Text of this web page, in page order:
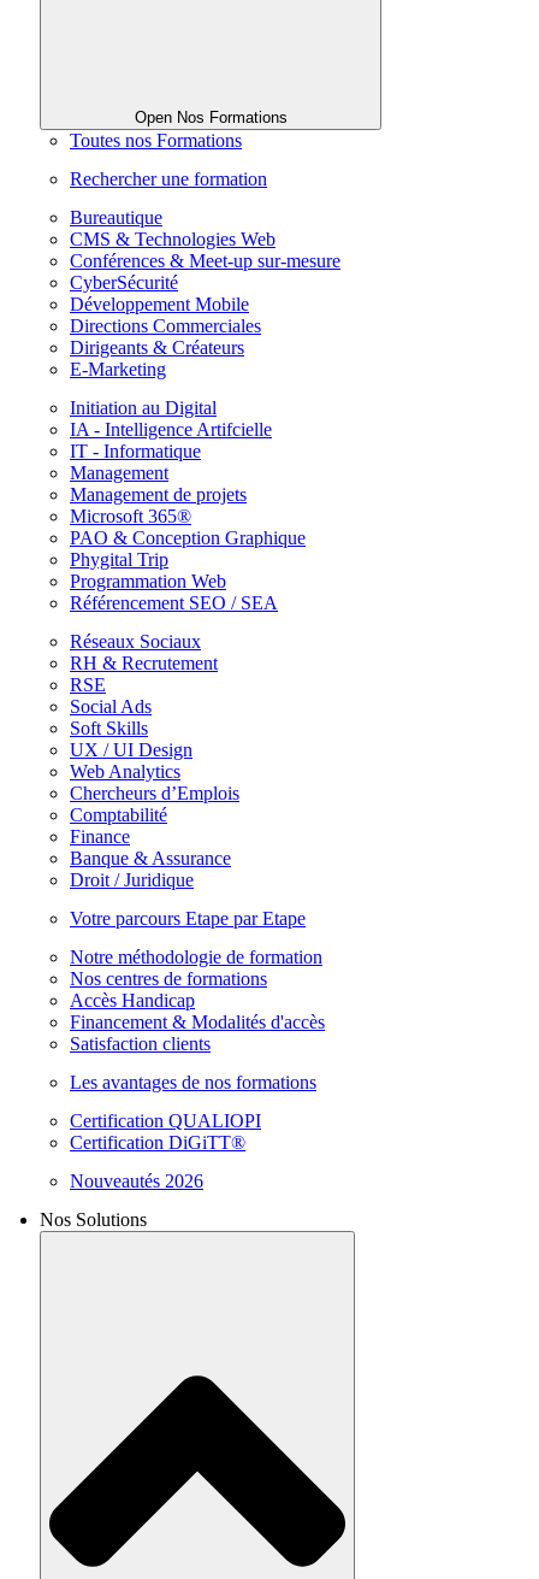
Open Nos Formations
Toutes nos Formations
Rechercher une formation
Bureautique
CMS & Technologies Web
Conférences & Meet-up sur-mesure
CyberSécurité
Développement Mobile
Directions Commerciales
Dirigeants & Créateurs
E-Marketing
Initiation au Digital
IA - Intelligence Artifcielle
IT - Informatique
Management
Management de projets
Microsoft 365®
PAO & Conception Graphique
Phygital Trip
Programmation Web
Référencement SEO / SEA
Réseaux Sociaux
RH & Recrutement
RSE
Social Ads
Soft Skills
UX / UI Design
Web Analytics
Chercheurs d’Emplois
Comptabilité
Finance
Banque & Assurance
Droit / Juridique
Votre parcours Etape par Etape
Notre méthodologie de formation
Nos centres de formations
Accès Handicap
Financement & Modalités d'accès
Satisfaction clients
Les avantages de nos formations
Certification QUALIOPI
Certification DiGiTT®
Nouveautés 2026
Nos Solutions